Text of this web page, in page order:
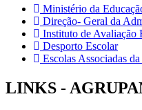
Ministério da
Direção- Geral da
Instituto de Avaliação
Desporto Escolar
Escolas Associadas
LINKS -